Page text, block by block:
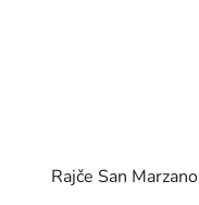
Rajče San Marzano